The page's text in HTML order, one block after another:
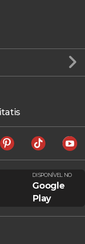
DISPONÍVEL NO
Google
Play